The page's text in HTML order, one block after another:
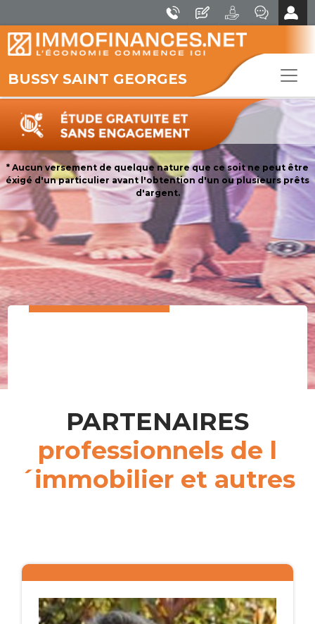
BUSSY SAINT GEORGES
* Aucun versement de quelque nature que ce soit ne peut être
éxigé d'un particulier avant l'obtention d'un ou plusieurs prêts
d'argent.
PARTENAIRES
professionnels de l
´immobilier et autres